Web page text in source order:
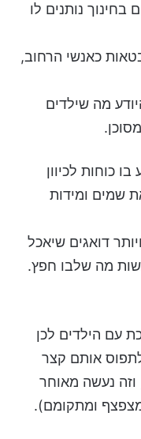
נותנים לו
כאנשי הרחוב,
מה שילדים
כוחות לכיוון
שמים ומידות
דואגים שיאכל
מה שלבו חפץ.
עם הילדים לכן
אותם קצר
וזה נעשה מאוחר
ומתקומם).